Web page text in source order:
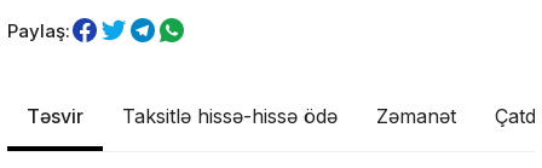
Paylaş:
Təsvir Taksitlə hissə-hissə ödə Zəmanət